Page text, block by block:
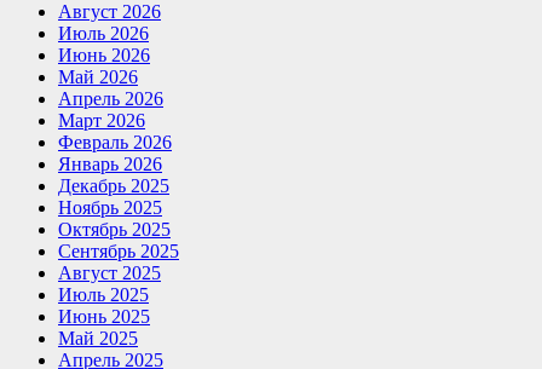
Август 2026
Июль 2026
Июнь 2026
Май 2026
Апрель 2026
Март 2026
Февраль 2026
Январь 2026
Декабрь 2025
Ноябрь 2025
Октябрь 2025
Сентябрь 2025
Август 2025
Июль 2025
Июнь 2025
Май 2025
Апрель 2025